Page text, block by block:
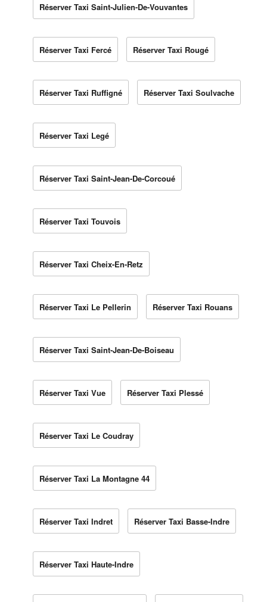
Réserver Taxi Saint-Julien-De-Vouvantes
Réserver Taxi Fercé Réserver Taxi Rougé
Réserver Taxi Ruffigné Réserver Taxi Soulvache
Réserver Taxi Legé
Réserver Taxi Saint-Jean-De-Corcoué
Réserver Taxi Touvois
Réserver Taxi Cheix-En-Retz
Réserver Taxi Le Pellerin Réserver Taxi Rouans
Réserver Taxi Saint-Jean-De-Boiseau
Réserver Taxi Vue Réserver Taxi Plessé
Réserver Taxi Le Coudray
Réserver Taxi La Montagne 44
Réserver Taxi Indret Réserver Taxi Basse-Indre
Réserver Taxi Haute-Indre